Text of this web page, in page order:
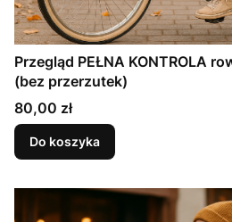
Przegląd PEŁNA KONTROLA
(bez przerzutek)
Cena
80,00 zł
Do koszyka